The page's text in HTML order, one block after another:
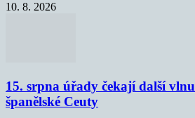
10. 8. 2026
15. srpna úřady čekají další
španělské Ceuty